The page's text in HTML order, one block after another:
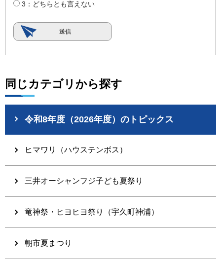
3：どちらとも言えない
同じカテゴリから探す
令和8年度（2026年度）のトピックス
ヒマワリ（ハウステンボス）
三井オーシャンフジ子ども夏祭り
竜神祭・ヒヨヒヨ祭り（宇久町神浦）
朝市夏まつり